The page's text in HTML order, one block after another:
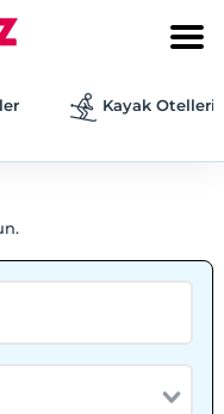
Kayak Otelleri